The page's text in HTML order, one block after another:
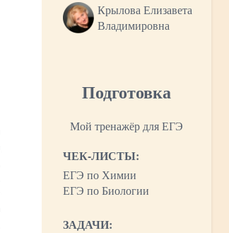
Крылова Елизавета
Владимировна
Подготовка
Мой тренажёр для ЕГЭ
ЧЕК-ЛИСТЫ:
ЕГЭ по Химии
ЕГЭ по Биологии
ЗАДАЧИ: